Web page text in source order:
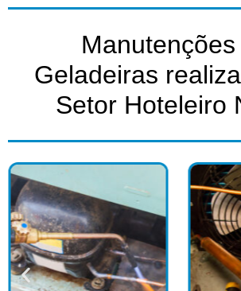
Manutenções
Geladeiras
Setor Hoteleiro